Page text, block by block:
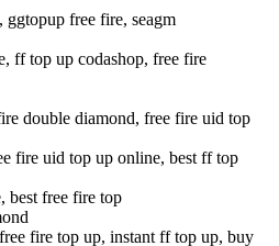
free fire, seagm
ff top up codashop, free fire
double diamond, free fire uid top
fire uid top up online, best ff top
best free fire top
fire top up, instant ff top up, buy